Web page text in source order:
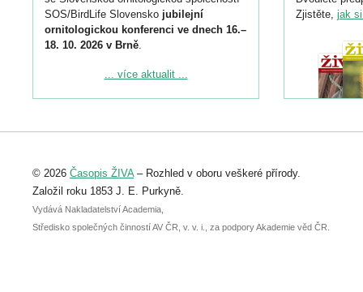
SOS/BirdLife Slovensko jubilejní
ornitologickou konferenci ve dnech 16.–
18. 10. 2026 v Brně.
Podrobnější informace ke konferenci
Registrovat se můžete do 6. září.
abstraktu přihlášené přednášky nebo
posteru je už 30. června.
... více aktualit ...
Zjistěte, jak
© 2026 Časopis ŽIVA– Rozhled v oboru veškeré přírody.
Založil roku 1853 J. E. Purkyně.
Vydává Nakladatelství Academia,
Středisko společných činností AV ČR, v. v. i., za podpory Akademie věd ČR.